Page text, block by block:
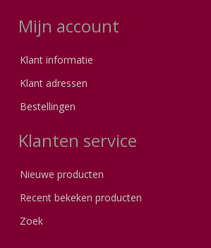
Mijn account
Klant informatie
Klant adressen
Bestellingen
Klanten service
Nieuwe producten
Recent bekeken producten
Zoek